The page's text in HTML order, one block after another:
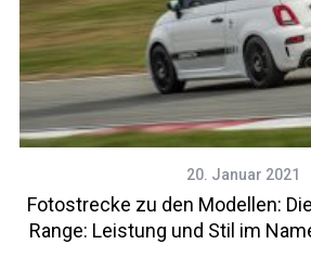
20. Januar 2021
Fotostrecke zu den Modellen:
Range: Leistung und Stil im